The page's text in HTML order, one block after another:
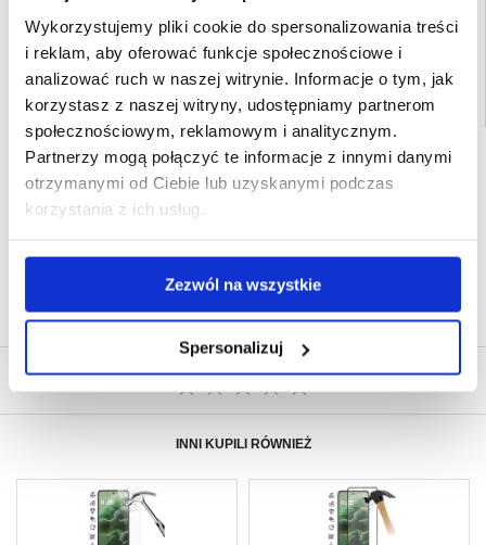
Wykorzystujemy pliki cookie do spersonalizowania treści
i reklam, aby oferować funkcje społecznościowe i
analizować ruch w naszej witrynie. Informacje o tym, jak
korzystasz z naszej witryny, udostępniamy partnerom
społecznościowym, reklamowym i analitycznym.
Partnerzy mogą połączyć te informacje z innymi danymi
otrzymanymi od Ciebie lub uzyskanymi podczas
korzystania z ich usług.
Zezwól na wszystkie
Spersonalizuj
Motorola Moto G35 Etui & Akcesoria
SZYBKA DOSTAWA
CLUB TRENDY
7% ZNIŻKI
KLIENTÓW
INNI KUPILI RÓWNIEŻ